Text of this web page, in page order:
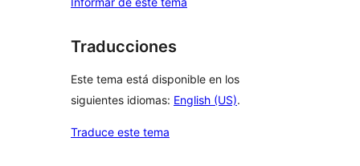
Traducciones
Este tema está disponible en los
siguientes idiomas: English (US).
Traduce este tema